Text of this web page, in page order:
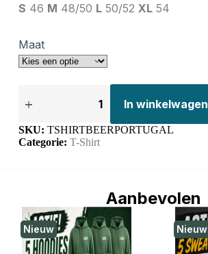
S 46 M 48/50 L50/52 XL54
Maat
In winkelwagen
SKU: TSHIRTBEERPORTUGAL
Categorie: T-Shirt
Aanbevolen
Nieuw Nieuw